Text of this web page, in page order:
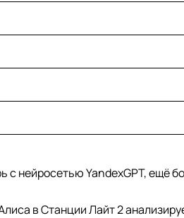
с нейросетью YandexGPT, ещё
в Станции Лайт 2